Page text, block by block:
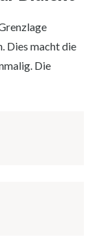
Dies macht die
Die